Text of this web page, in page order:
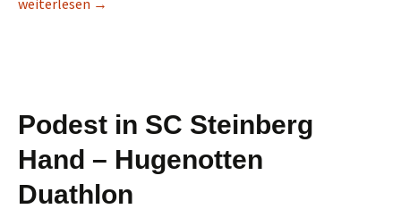
Podest in SC Steinberg
Hand – Hugenotten
Duathlon